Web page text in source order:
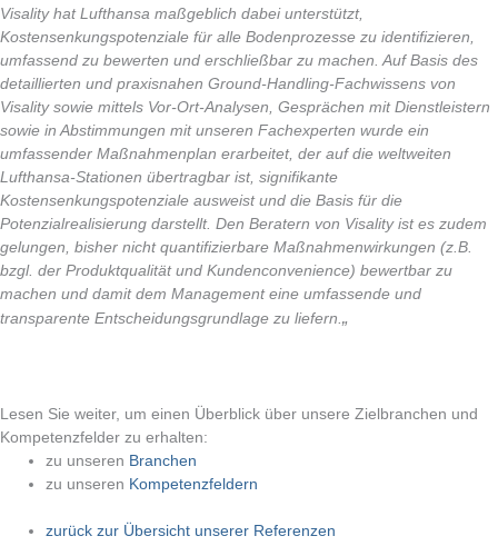
Visality hat Lufthansa maßgeblich dabei unterstützt,
Kostensenkungspotenziale für alle Bodenprozesse zu identifizieren,
umfassend zu bewerten und erschließbar zu machen. Auf Basis des
detaillierten und praxisnahen Ground-Handling-Fachwissens von
Visality sowie mittels Vor-Ort-Analysen, Gesprächen mit Dienstleistern
sowie in Abstimmungen mit unseren Fachexperten wurde ein
umfassender Maßnahmenplan erarbeitet, der auf die weltweiten
Lufthansa-Stationen übertragbar ist, signifikante
Kostensenkungspotenziale ausweist und die Basis für die
Potenzialrealisierung darstellt. Den Beratern von Visality ist es zudem
gelungen, bisher nicht quantifizierbare Maßnahmenwirkungen (z.B.
bzgl. der Produktqualität und Kundenconvenience) bewertbar zu
machen und damit dem Management eine umfassende und
transparente Entscheidungsgrundlage zu liefern.„
Lesen Sie weiter, um einen Überblick über unsere Zielbranchen und
Kompetenzfelder zu erhalten:
zu unseren Branchen
zu unseren Kompetenzfeldern
zurück zur Übersicht unserer Referenzen